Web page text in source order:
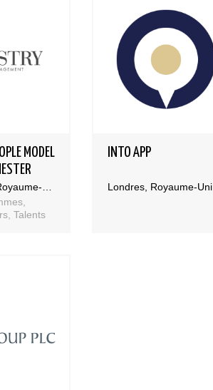
MODEL
Talents
INTO APP
Londres, Royaume-Uni